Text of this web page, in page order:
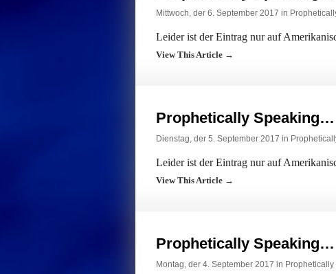
Mittwoch, der 6. September 2017 in
Leider ist der Eintrag nur auf
View This Article →
Prophetically Speaking…
Dienstag, der 5. September 2017 in
Leider ist der Eintrag nur auf
View This Article →
Prophetically Speaking…
Montag, der 4. September 2017 in